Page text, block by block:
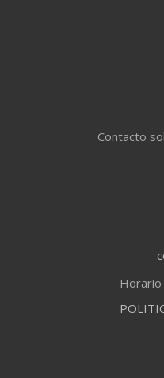
Contacto